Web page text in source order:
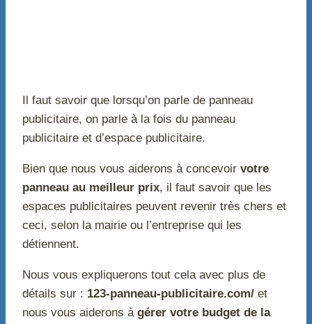
Il faut savoir que lorsqu’on parle de panneau
publicitaire, on parle à la fois du panneau
publicitaire et d’espace publicitaire.
Bien que nous vous aiderons à concevoir votre
panneau au meilleur prix, il faut savoir que les
espaces publicitaires peuvent revenir très chers et
ceci, selon la mairie ou l’entreprise qui les
détiennent.
Nous vous expliquerons tout cela avec plus de
détails sur : 123-panneau-publicitaire.com/ et
nous vous aiderons à gérer votre budget de la